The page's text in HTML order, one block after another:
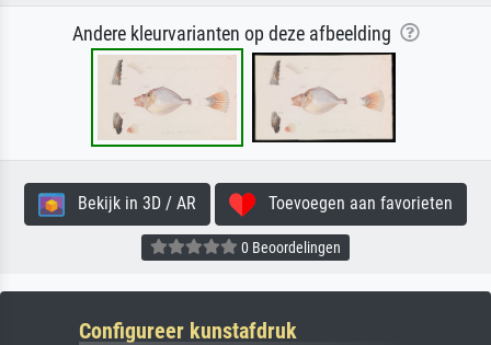
Andere kleurvarianten op deze afbeelding
Bekijk in 3D / AR Toevoegen aan favorieten
0 Beoordelingen
Configureer kunstafdruk